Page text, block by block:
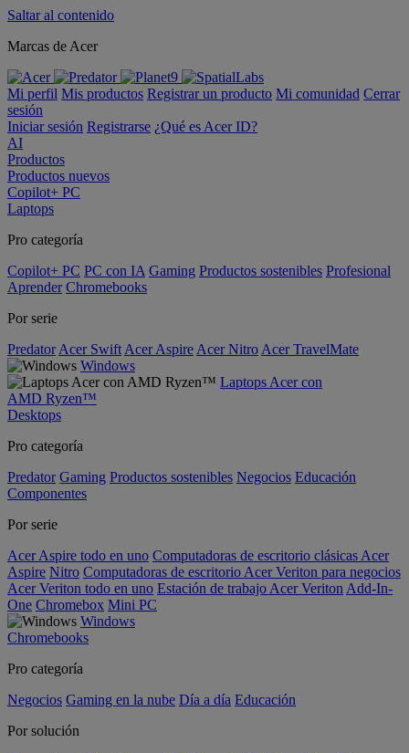
Saltar al contenido
Marcas de Acer
Mi perfil Mis productos Registrar un producto Mi comunidad Cerrar
sesión
Iniciar sesión Registrarse ¿Qué es Acer ID?
AI
Productos
Productos nuevos
Copilot+ PC
Laptops
Pro categoría
Copilot+ PC PC con IA Gaming Productos sostenibles Profesional
Aprender Chromebooks
Por serie
Predator Acer Swift Acer Aspire Acer Nitro Acer TravelMate
Windows
Laptops Acer con
AMD Ryzen™
Desktops
Pro categoría
Predator Gaming Productos sostenibles Negocios Educación
Componentes
Por serie
Acer Aspire todo en uno Computadoras de escritorio clásicas Acer
Aspire Nitro Computadoras de escritorio Acer Veriton para negocios
Acer Veriton todo en uno Estación de trabajo Acer Veriton Add-In-
One Chromebox Mini PC
Windows
Chromebooks
Pro categoría
Negocios Gaming en la nube Día a día Educación
Por solución